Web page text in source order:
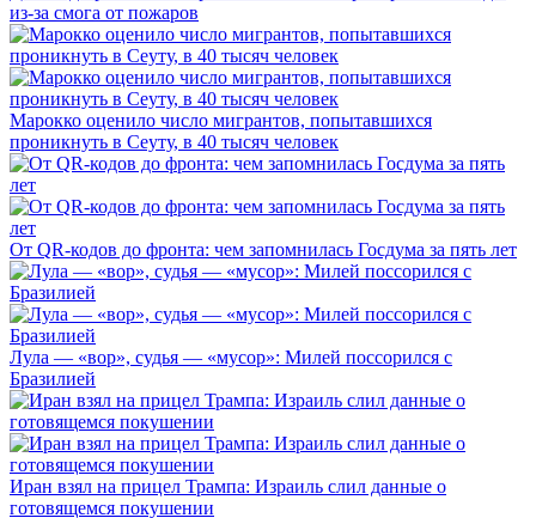
из-за смога от пожаров
Марокко оценило число мигрантов, попытавшихся
проникнуть в Сеуту, в 40 тысяч человек
От QR-кодов до фронта: чем запомнилась Госдума за пять лет
Лула — «вор», судья — «мусор»: Милей поссорился с
Бразилией
Иран взял на прицел Трампа: Израиль слил данные о
готовящемся покушении